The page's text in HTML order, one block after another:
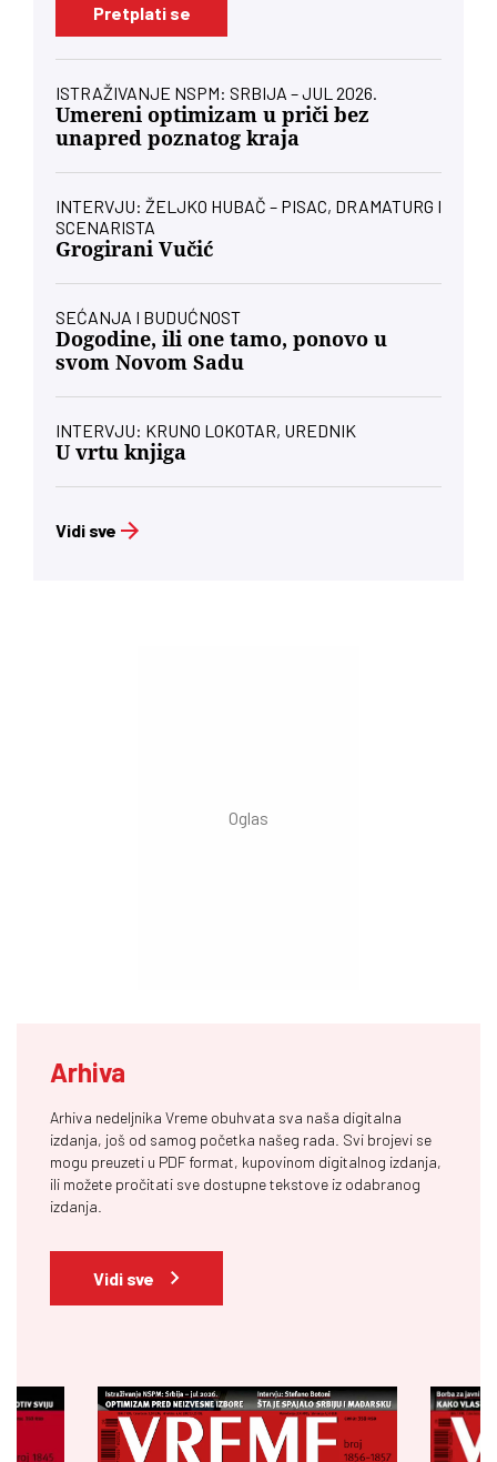
Pretplati se
ISTRAŽIVANJE NSPM: SRBIJA – JUL 2026.
Umereni optimizam u priči bez
unapred poznatog kraja
INTERVJU: ŽELJKO HUBAČ – PISAC, DRAMATURG I
SCENARISTA
Grogirani Vučić
SEĆANJA I BUDUĆNOST
Dogodine, ili one tamo, ponovo u
svom Novom Sadu
INTERVJU: KRUNO LOKOTAR, UREDNIK
U vrtu knjiga
Vidi sve
Arhiva
Arhiva nedeljnika Vreme obuhvata sva naša digitalna
izdanja, još od samog početka našeg rada. Svi brojevi se
mogu preuzeti u PDF format, kupovinom digitalnog izdanja,
ili možete pročitati sve dostupne tekstove iz odabranog
izdanja.
Vidi sve